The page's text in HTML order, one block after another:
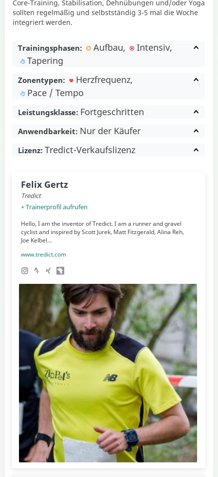
Core-Training, Stabilisation, Dehnübungen und/oder Yoga
sollten regelmäßig und selbstständig 3-5 mal die Woche
integriert werden.
Trainingsphasen: Aufbau
Intensiv
Tapering
Zonentypen:
Herzfrequenz
Pace / Tempo
Leistungsklasse: Fortgeschritten
Anwendbarkeit: Nur der Käufer
Lizenz: Tredict-Verkaufslizenz
Felix Gertz
Tredict
+ Trainerprofil aufrufen
Hello, I am the inventor of Tredict. I am a runner and gravel
cyclist and inspired by Scott Jurek, Matt Fitzgerald, Alina Reh,
Joe Kelbel…
www.tredict.com